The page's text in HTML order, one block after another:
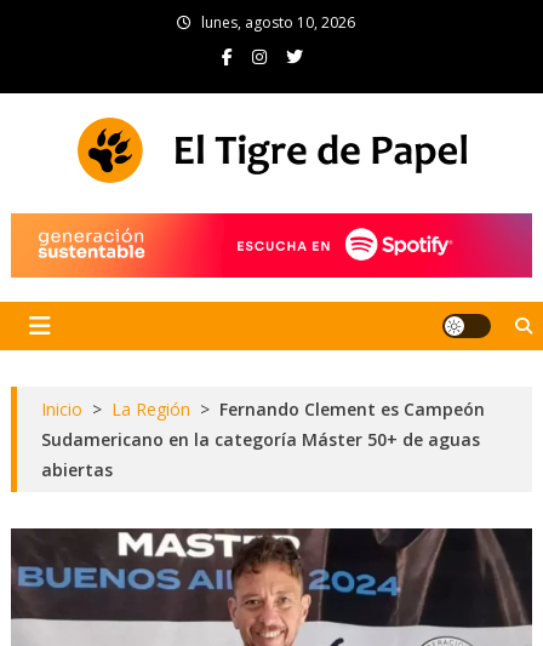
lunes, agosto 10, 2026
Inicio > La Región > Fernando Clement es Campeón
Sudamericano en la categoría Máster 50+ de aguas
abiertas